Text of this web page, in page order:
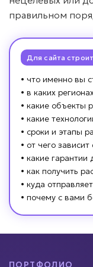
правильном
Для сайта
• что именно вы
• в каких
• какие объекты
• какие
• сроки и этапы
• от чего зависит
• какие гарантии
• как получить
• куда
• почему с вами
ПОРТФОЛИО